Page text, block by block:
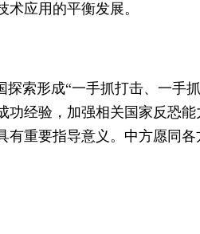
应用的平衡发展。
探索形成“一手抓打击、一
功经验，加强相关国家反恐
有重要指导意义。中方愿同